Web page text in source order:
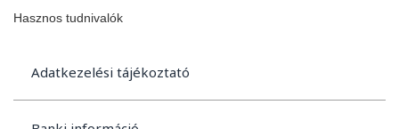
Hasznos tudnivalók
Adatkezelési tájékoztató